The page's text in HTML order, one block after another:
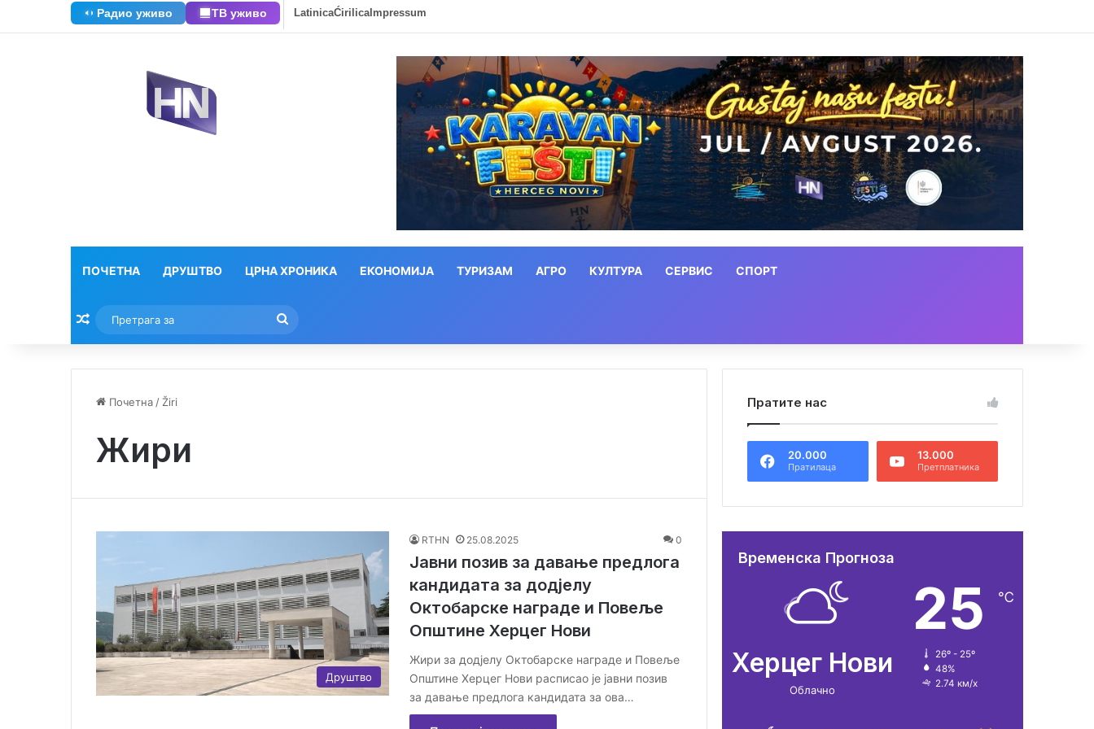
Радио уживо ТВ уживо LatinicaĆirilicaImpressum
ПОЧЕТНА ДРУШТВО ЦРНА ХРОНИКА ЕКОНОМИЈА ТУРИЗАМ АГРО КУЛТУРА СЕРВИС СПОРТ
Насумични текстови
за
Почетна / Žiri
Жири
Друштво
RTHN 25.08.2025 0
Јавни позив за давање предлога
кандидата за додјелу
Октобарске награде и Повеље
Општине Херцег Нови
Жири за додјелу Октобарске награде и Повеље
Општине Херцег Нови расписао је јавни позив
за давање предлога кандидата за ова…
Пратите нас
20.000
Пратилаца
13.000
Претплатника
Временска Прогноза
Херцег Нови
Облачно
25 ℃
26º - 25º
48%
2.74 км/х